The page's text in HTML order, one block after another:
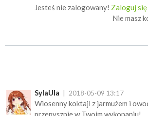
Jesteś nie zalogowany! Zaloguj się
Nie masz
SylaUla 2018-05-09 13:17
Wiosenny koktajl z jarmużem i
przepysznie w Twoim wykonaniu!